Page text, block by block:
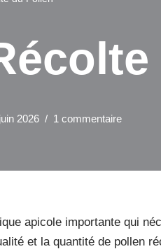
2026 1 commentaire
apicole importante qui
et la quantité de pollen